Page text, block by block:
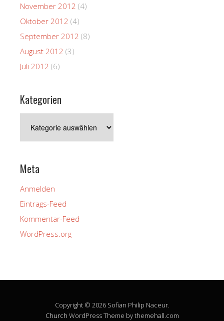
November 2012 (4)
Oktober 2012 (4)
September 2012 (8)
August 2012 (3)
Juli 2012 (6)
Kategorien
Meta
Anmelden
Eintrags-Feed
Kommentar-Feed
WordPress.org
Copyright © 2026 Sofian Philip Naceur.
Church WordPress Theme by themehall.com